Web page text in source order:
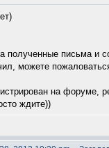
полученные письма и
можете
на форуме,
ждите))